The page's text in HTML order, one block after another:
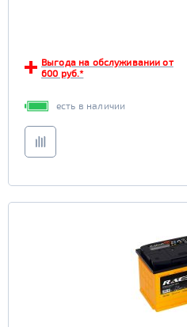
Выгода на обслуживании от
600 руб.*
есть в наличии